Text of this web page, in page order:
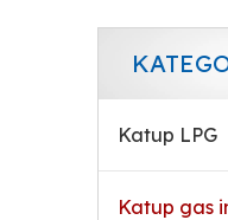
Katup LPG
Katup gas